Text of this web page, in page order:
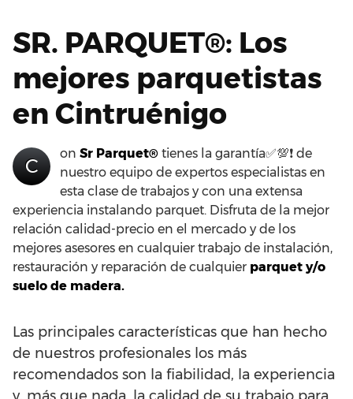
SR. PARQUET®: Los
mejores parquetistas
en Cintruénigo
C
on Sr Parquet® tienes la garantía✅💯❗ de
nuestro equipo de expertos especialistas en
esta clase de trabajos y con una extensa
experiencia instalando parquet. Disfruta de la mejor
relación calidad-precio en el mercado y de los
mejores asesores en cualquier trabajo de instalación,
restauración y reparación de cualquier parquet y/o
suelo de madera.
Las principales características que han hecho
de nuestros profesionales los más
recomendados son la fiabilidad, la experiencia
y, más que nada, la calidad de su trabajo para